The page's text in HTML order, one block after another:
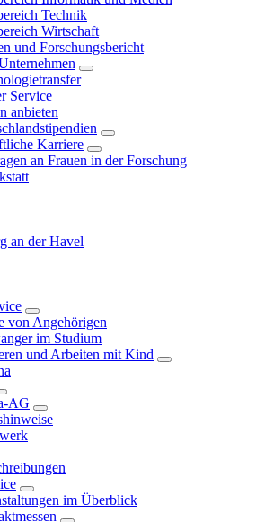
Technik
Wirtschaft
und Forschungsbericht
Service
anbieten
Karriere
an Frauen in der Forschung
an der Havel
von Angehörigen
im Studium
und Arbeiten mit Kind
AG
im Überblick